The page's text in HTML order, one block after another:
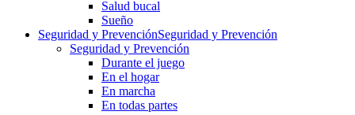
Salud bucal
Sueño
Seguridad y PrevenciónSeguridad y Prevención
Seguridad y Prevención
Durante el juego
En el hogar
En marcha
En todas partes